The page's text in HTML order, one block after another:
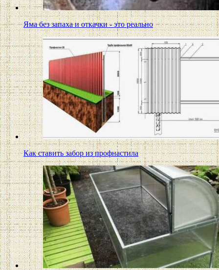
Яма без запаха и откачки - это реально
Как ставить забор из профнастила